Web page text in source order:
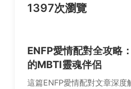
1397次瀏覽
ENFP愛情配對全攻略
的MBTI靈魂伴侶
這篇ENFP愛情配對文章深度